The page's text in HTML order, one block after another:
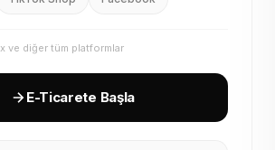
ve diğer tüm platformlar
E-Ticarete Başla